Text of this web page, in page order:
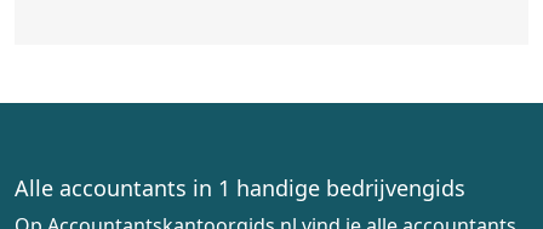
Alle accountants in 1 handige bedrijvengids